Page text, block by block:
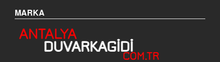
MARKA